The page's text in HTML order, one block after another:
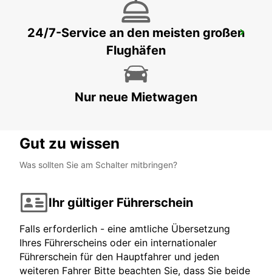
QUIMPER ZENTRUM
24/7-Service an den meisten großen
Flughäfen
Nur neue Mietwagen
Gut zu wissen
Was sollten Sie am Schalter mitbringen?
Ihr gültiger Führerschein
Falls erforderlich - eine amtliche Übersetzung
Ihres Führerscheins oder ein internationaler
Führerschein für den Hauptfahrer und jeden
weiteren Fahrer Bitte beachten Sie, dass Sie beide